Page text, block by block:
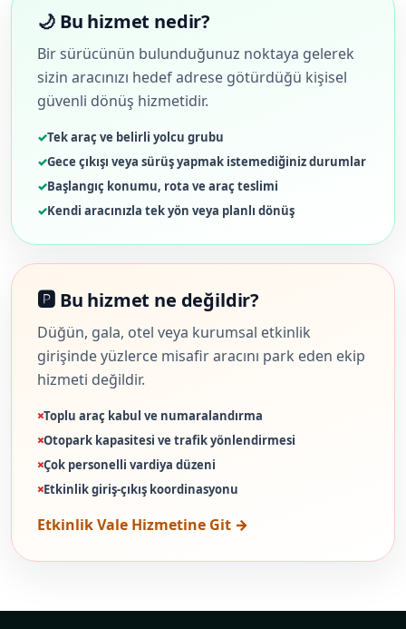
🌙 Bu hizmet nedir?
Bir sürücünün bulunduğunuz noktaya gelerek
sizin aracınızı hedef adrese götürdüğü kişisel
güvenli dönüş hizmetidir.
Tek araç ve belirli yolcu grubu
Gece çıkışı veya sürüş yapmak istemediğiniz durumlar
Başlangıç konumu, rota ve araç teslimi
Kendi aracınızla tek yön veya planlı dönüş
🅿️ Bu hizmet ne değildir?
Düğün, gala, otel veya kurumsal etkinlik
girişinde yüzlerce misafir aracını park eden ekip
hizmeti değildir.
Toplu araç kabul ve numaralandırma
Otopark kapasitesi ve trafik yönlendirmesi
Çok personelli vardiya düzeni
Etkinlik giriş-çıkış koordinasyonu
Etkinlik Vale Hizmetine Git →